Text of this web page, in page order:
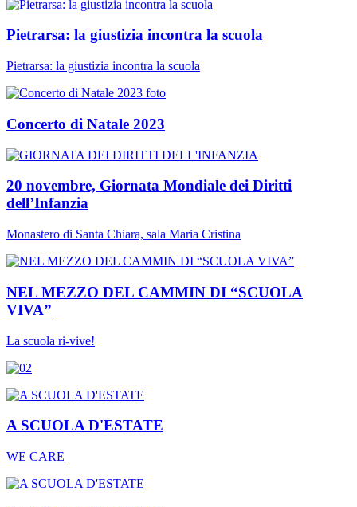
Pietrarsa: la giustizia incontra la scuola
Pietrarsa: la giustizia incontra la scuola
Concerto di Natale 2023
20 novembre, Giornata Mondiale dei Diritti
dell’Infanzia
Monastero di Santa Chiara, sala Maria Cristina
NEL MEZZO DEL CAMMIN DI “SCUOLA
VIVA”
La scuola ri-vive!
A SCUOLA D'ESTATE
WE CARE